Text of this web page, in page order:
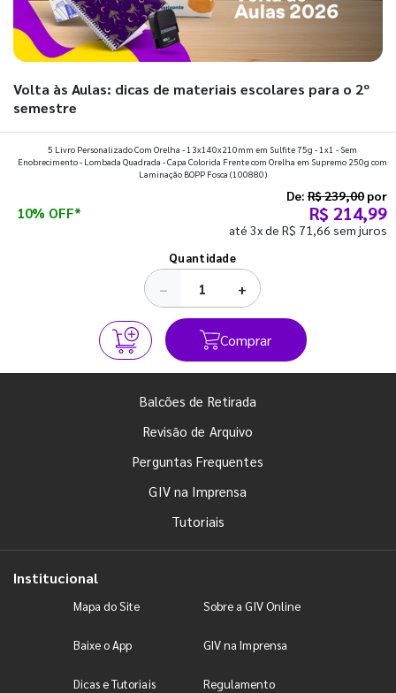
Volta às Aulas: dicas de materiais escolares para o 2º
semestre
Prepare a mochila, organize a rotina e descubra os materiais
que fazem toda diferença para começar o segundo
5 Livro Personalizado Com Orelha - 13x140x210mm em Sulfite 75g - 1x1 - Sem
Enobrecimento - Lombada Quadrada - Capa Colorida Frente com Orelha em Supremo 250g com
Laminação BOPP Fosca (100880)
10% OFF*
De: R$ 239,00 por
R$ 214,99
até 3x de R$ 71,66 sem juros
Quantidade
− +
Comprar
Balcões de Retirada
Revisão de Arquivo
Perguntas Frequentes
GIV na Imprensa
Tutoriais
Institucional
Mapa do Site Sobre a GIV Online
Baixe o App GIV na Imprensa
Dicas e Tutoriais Regulamento